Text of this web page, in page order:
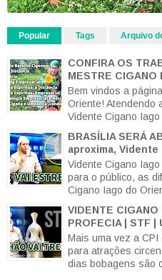
Popular Tags Arquivo
CONFIRA OS
MESTRE CIGANO
Bem vindos a
Oriente! Atendendo
Vidente Cigano
BRASÍLIA SERÁ
aproxima,
Vidente Cigano
para o público, as
Cigano Iago do
VIDENTE CIGANO
PROFECIA | STF |
Mais uma vez a CPI
para atrações
dias bobagens são